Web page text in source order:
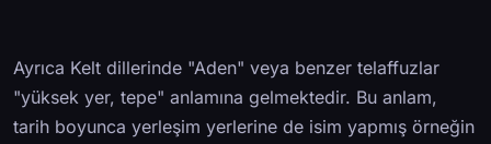
Ayrıca Kelt dillerinde "Aden" veya benzer telaffuzlar
"yüksek yer, tepe" anlamına gelmektedir. Bu anlam,
tarih boyunca yerleşim yerlerine de isim yapmış örneğin